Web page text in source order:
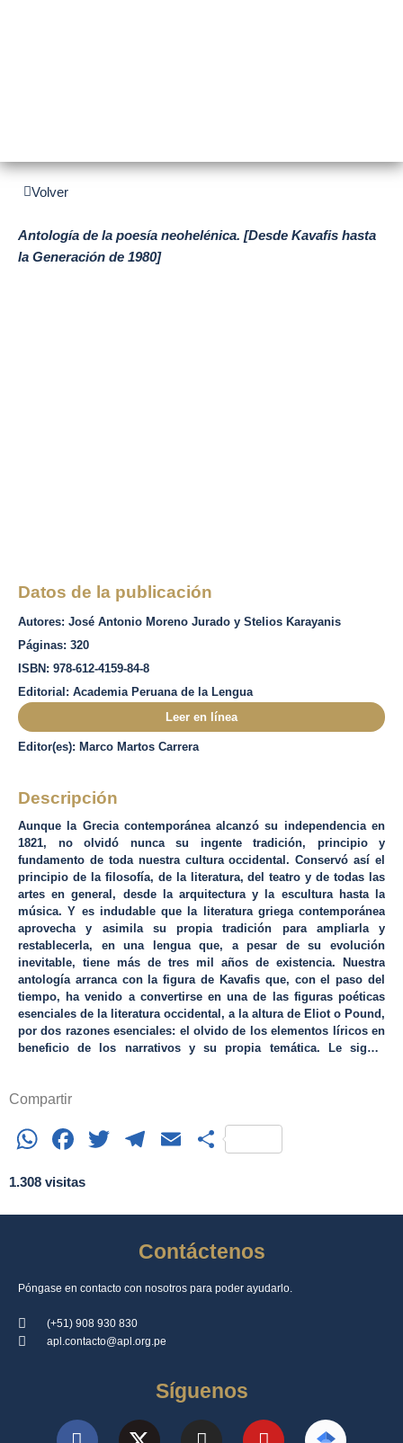
Volver
Antología de la poesía neohelénica. [Desde Kavafis hasta
la Generación de 1980]
Datos de la publicación
Autores: José Antonio Moreno Jurado y Stelios Karayanis
Páginas: 320
ISBN: 978-612-4159-84-8
Editorial: Academia Peruana de la Lengua
Leer en línea
Editor(es): Marco Martos Carrera
Descripción
Aunque la Grecia contemporánea alcanzó su independencia en
1821, no olvidó nunca su ingente tradición, principio y
fundamento de toda nuestra cultura occidental. Conservó así el
principio de la filosofía, de la literatura, del teatro y de todas las
artes en general, desde la arquitectura y la escultura hasta la
música. Y es indudable que la literatura griega contemporánea
aprovecha y asimila su propia tradición para ampliarla y
restablecerla, en una lengua que, a pesar de su evolución
inevitable, tiene más de tres mil años de existencia. Nuestra
antología arranca con la figura de Kavafis que, con el paso del
tiempo, ha venido a convertirse en una de las figuras poéticas
esenciales de la literatura occidental, a la altura de Eliot o Pound,
por dos razones esenciales: el olvido de los elementos líricos en
beneficio de los narrativos y su propia temática. Le siguió
el Premio Nobel, con Seferis y Elytis. Grecia se incorporó así,
invasión alemana de Grecia, la posterior Guerra Civil y la
Dictadura de los Coroneles marcan la existencia de una poesía
postguerra hasta llegar a las décadas de los 70 y de los 80, que
Compartir
WhatsApp
Facebook
TwitterTelegram
EmailShare
1.308 visitas
Contáctenos
Póngase en contacto con nosotros para poder ayudarlo.
(+51) 908 930 830
apl.contacto@apl.org.pe
Síguenos